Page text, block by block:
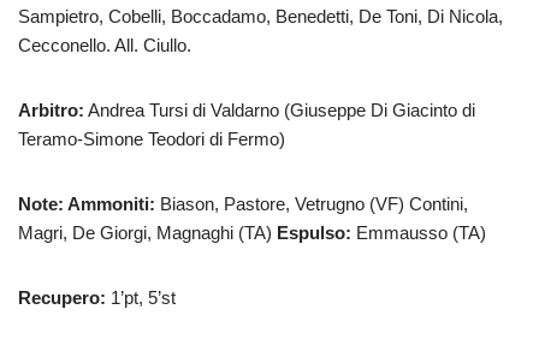
Sampietro, Cobelli, Boccadamo, Benedetti, De Toni, Di Nicola,
Cecconello. All. Ciullo.
Arbitro: Andrea Tursi di Valdarno (Giuseppe Di Giacinto di
Teramo-Simone Teodori di Fermo)
Note: Ammoniti: Biason, Pastore, Vetrugno (VF) Contini,
Magri, De Giorgi, Magnaghi (TA) Espulso: Emmausso (TA)
Recupero: 1’pt, 5’st